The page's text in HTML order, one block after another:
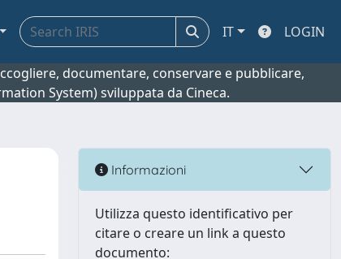
IT LOGIN
documentare, conservare e pubblicare,
System) sviluppata da Cineca.
Informazioni
Utilizza questo identificativo per
citare o creare un link a questo
documento: